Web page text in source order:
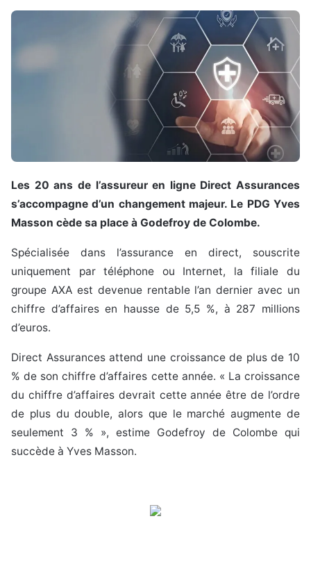
Les 20 ans de l’assureur en ligne Direct Assurances
s’accompagne d’un changement majeur. Le PDG Yves
Masson cède sa place à Godefroy de Colombe.
Spécialisée dans l’assurance en direct, souscrite
uniquement par téléphone ou Internet, la filiale du
groupe AXA est devenue rentable l’an dernier avec un
chiffre d’affaires en hausse de 5,5 %, à 287 millions
d’euros.
Direct Assurances attend une croissance de plus de 10
% de son chiffre d’affaires cette année. « La croissance
du chiffre d’affaires devrait cette année être de l’ordre
de plus du double, alors que le marché augmente de
seulement 3 % », estime Godefroy de Colombe qui
succède à Yves Masson.